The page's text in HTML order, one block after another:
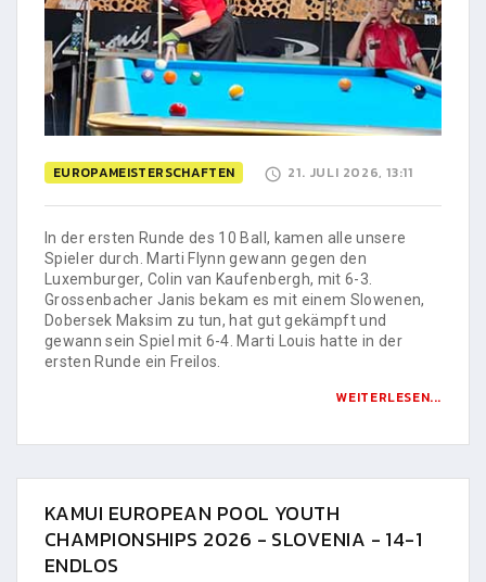
EUROPAMEISTERSCHAFTEN 21. JULI 2026, 13:11
In der ersten Runde des 10 Ball, kamen alle unsere
Spieler durch. Marti Flynn gewann gegen den
Luxemburger, Colin van Kaufenbergh, mit 6-3.
Grossenbacher Janis bekam es mit einem Slowenen,
Dobersek Maksim zu tun, hat gut gekämpft und
gewann sein Spiel mit 6-4. Marti Louis hatte in der
ersten Runde ein Freilos.
WEITERLESEN...
KAMUI EUROPEAN POOL YOUTH
CHAMPIONSHIPS 2026 - SLOVENIA - 14-1
ENDLOS